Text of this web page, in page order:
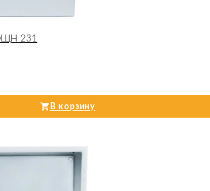
231
В корзину